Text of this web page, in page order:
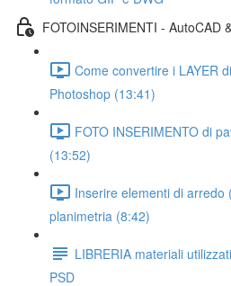
FOTOINSERIMENTI - AutoCAD
Come convertire i LAYER
Photoshop (13:41)
FOTO INSERIMENTO di
(13:52)
Inserire elementi di arredo
planimetria (8:42)
LIBRERIA materiali
PSD